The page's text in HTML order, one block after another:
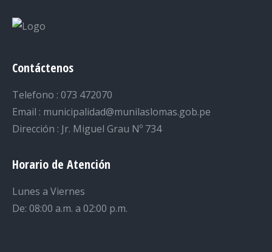
Contáctenos
Telefono : 073 472070
Email : municipalidad@munilaslomas.gob.pe
Dirección : Jr. Miguel Grau Nº 734
Horario de Atención
Lunes a Viernes
De: 08:00 a.m. a 02:00 p.m.